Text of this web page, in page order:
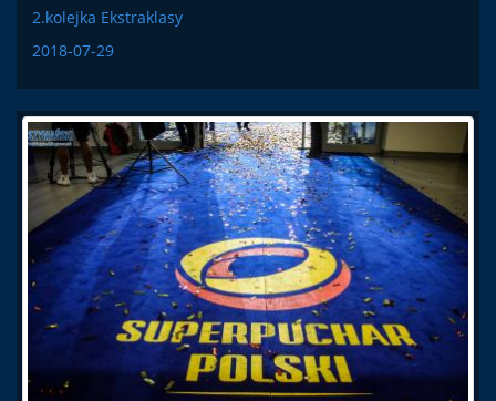
2.kolejka Ekstraklasy
2018-07-29